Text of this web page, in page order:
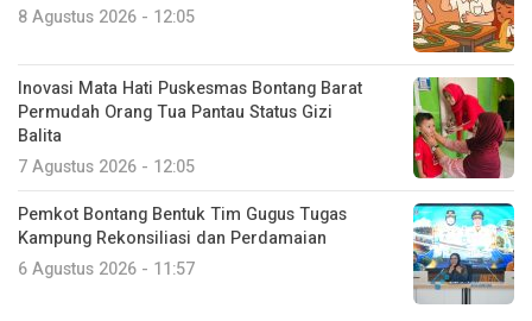
8 Agustus 2026 - 12:05
Inovasi Mata Hati Puskesmas Bontang Barat
Permudah Orang Tua Pantau Status Gizi
Balita
7 Agustus 2026 - 12:05
Pemkot Bontang Bentuk Tim Gugus Tugas
Kampung Rekonsiliasi dan Perdamaian
6 Agustus 2026 - 11:57